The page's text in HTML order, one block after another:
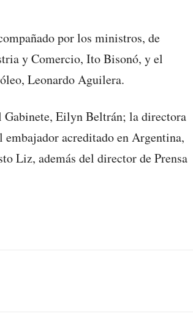
por los ministros, de
y Comercio, Ito Bisonó, y el
Leonardo Aguilera.
Gabinete, Eilyn Beltrán; la directora
acreditado en Argentina,
Liz, además del director de Prensa